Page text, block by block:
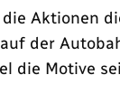
Aktionen
der
die Motive